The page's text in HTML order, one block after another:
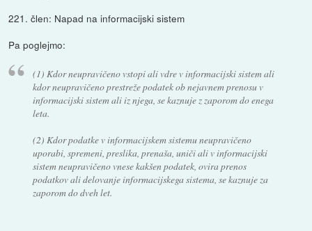
221. člen: Napad na informacijski sistem
Pa poglejmo:
(1) Kdor neupravičeno vstopi ali vdre v informacijski sistem ali
kdor neupravičeno prestreže podatek ob nejavnem prenosu v
informacijski sistem ali iz njega, se kaznuje z zaporom do enega
leta.
(2) Kdor podatke v informacijskem sistemu neupravičeno
uporabi, spremeni, preslika, prenaša, uniči ali v informacijski
sistem neupravičeno vnese kakšen podatek, ovira prenos
podatkov ali delovanje informacijskega sistema, se kaznuje za
zaporom do dveh let.